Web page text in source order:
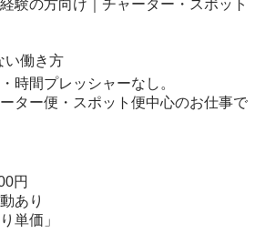
験の方向け｜チャーター・スポット
い働き方
時間プレッシャーなし。
ター便・スポット便中心のお仕事で
円
あり
単価」